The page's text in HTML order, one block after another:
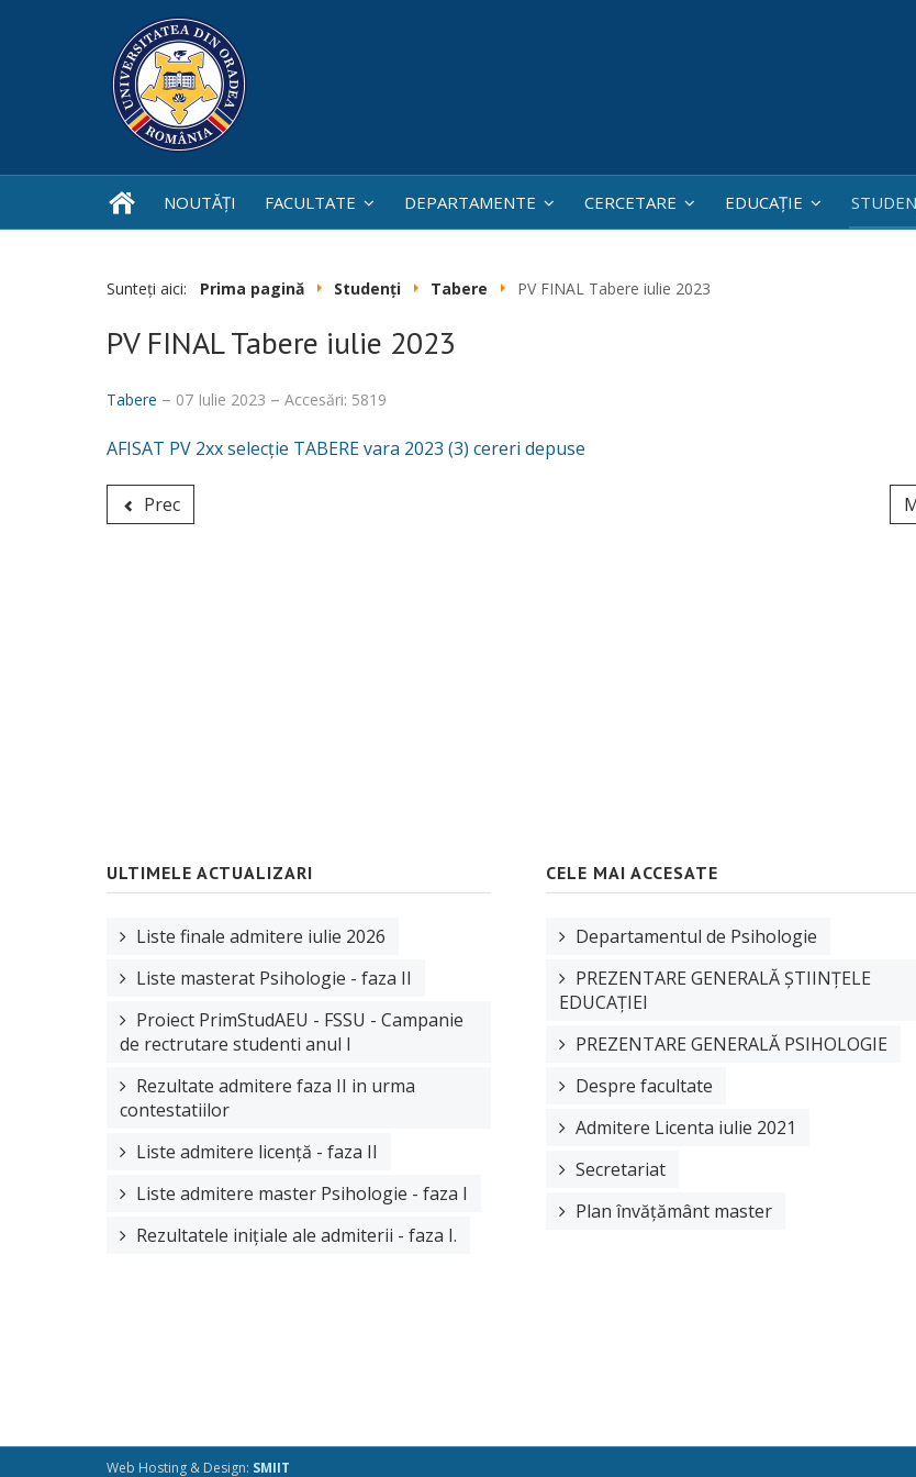
NOUTĂȚI FACULTATE DEPARTAMENTE CERCETARE EDUCAȚIE
Sunteți aici: Prima pagină Studenți Tabere PV FINAL Tabere iulie 2023
PV FINAL Tabere iulie 2023
Tabere 07 Iulie 2023 Accesări: 5819
AFISAT PV 2xx selecție TABERE vara 2023 (3) cereri depuse
Prec
ULTIMELE ACTUALIZARI
Liste finale admitere iulie 2026
Liste masterat Psihologie - faza II
Proiect PrimStudAEU - FSSU - Campanie
de rectrutare studenti anul I
Rezultate admitere faza II in urma
contestatiilor
Liste admitere licență - faza II
Liste admitere master Psihologie - faza I
Rezultatele inițiale ale admiterii - faza I.
CELE MAI ACCESATE
Departamentul de Psihologie
PREZENTARE GENERALĂ ȘTIINȚELE
EDUCAȚIEI
PREZENTARE GENERALĂ PSIHOLOGIE
Despre facultate
Admitere Licenta iulie 2021
Secretariat
Plan învățământ master
Web Hosting & Design: SMIIT